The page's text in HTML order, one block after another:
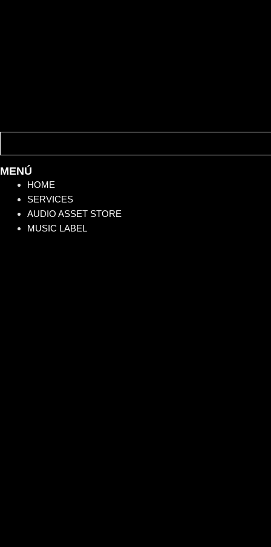
MENÚ
HOME
SERVICES
AUDIO ASSET STORE
MUSIC LABEL